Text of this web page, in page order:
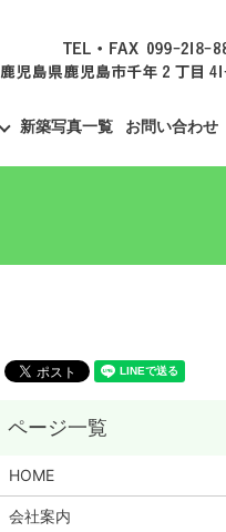
新築写真一覧 お問い合わせ
HOME
会社案内